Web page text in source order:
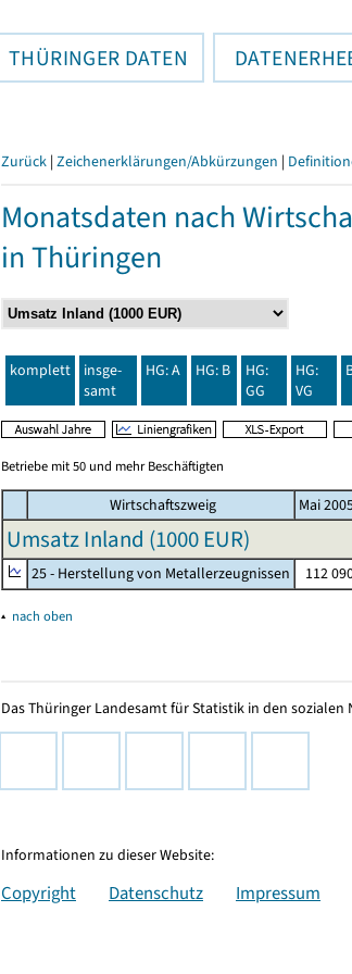
THÜRINGER DATEN
Zurück | Zeichenerklärungen/Abkürzungen |
Monatsdaten nach
in Thüringen
komplett
insge-
samt
HG: A HG: B
HG:
GG
HG:
VG
Betriebe mit 50 und mehr Beschäftigten
Wirtschaftszweig Mai
Umsatz Inland (1000 EUR)
25 - Herstellung von Metallerzeugnissen 112
▴ nach oben
Das Thüringer Landesamt für Statistik in den sozialen
Informationen zu dieser Website:
Copyright Datenschutz Impressum